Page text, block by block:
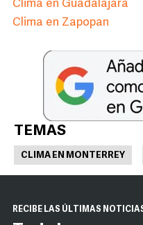
Clima en Guadalajara
Clima en Zapopan
TEMAS
CLIMA EN MONTERREY
RECIBE LAS ÚLTIMAS